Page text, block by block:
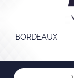
BORDEAUX